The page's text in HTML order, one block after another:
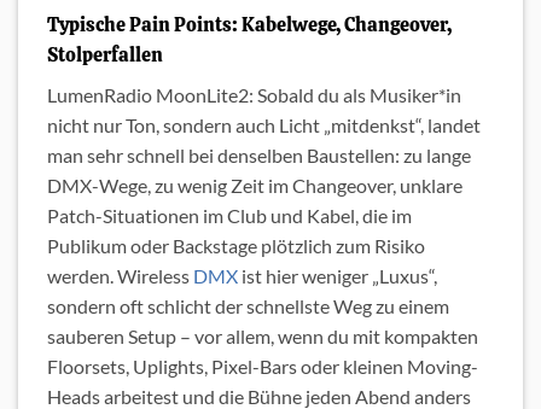
Typische Pain Points: Kabelwege, Changeover,
Stolperfallen
LumenRadio MoonLite2: Sobald du als Musiker*in
nicht nur Ton, sondern auch Licht „mitdenkst“, landet
man sehr schnell bei denselben Baustellen: zu lange
DMX-Wege, zu wenig Zeit im Changeover, unklare
Patch-Situationen im Club und Kabel, die im
Publikum oder Backstage plötzlich zum Risiko
werden. Wireless DMX ist hier weniger „Luxus“,
sondern oft schlicht der schnellste Weg zu einem
sauberen Setup – vor allem, wenn du mit kompakten
Floorsets, Uplights, Pixel-Bars oder kleinen Moving-
Heads arbeitest und die Bühne jeden Abend anders